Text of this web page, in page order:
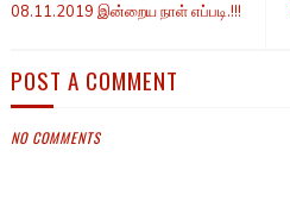
08.11.2019 இன்றைய நாள் எப்படி.!!!
POST A COMMENT
NO COMMENTS